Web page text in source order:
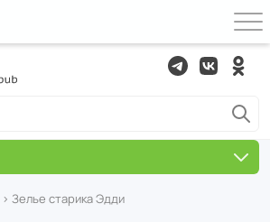
› Зелье старика Эдди